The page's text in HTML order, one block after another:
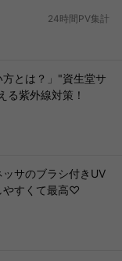
24時間PV集計
方とは？」"資生堂サ
る紫外線対策！
サのブラシ付きUV
やすくて最高♡